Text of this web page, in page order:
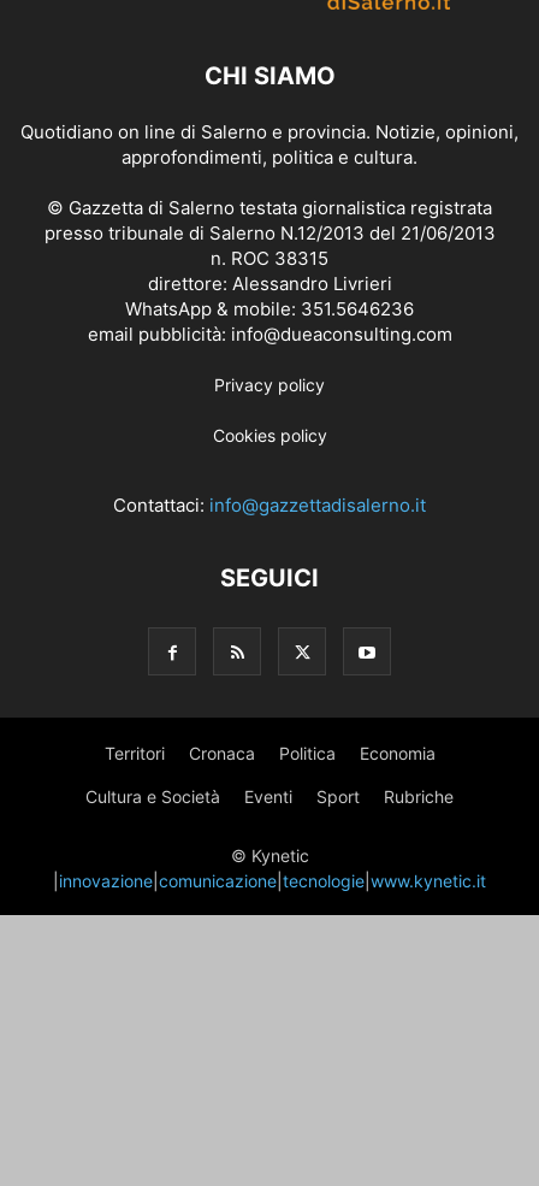
CHI SIAMO
Quotidiano on line di Salerno e provincia. Notizie, opinioni,
approfondimenti, politica e cultura.
© Gazzetta di Salerno testata giornalistica registrata
presso tribunale di Salerno N.12/2013 del 21/06/2013
n. ROC 38315
direttore: Alessandro Livrieri
WhatsApp & mobile: 351.5646236
email pubblicità: info@dueaconsulting.com
Privacy policy
Cookies policy
Contattaci: info@gazzettadisalerno.it
SEGUICI
Territori Cronaca Politica Economia
Cultura e Società Eventi Sport Rubriche
© Kynetic
innovazione comunicazione tecnologie www.kynetic.it